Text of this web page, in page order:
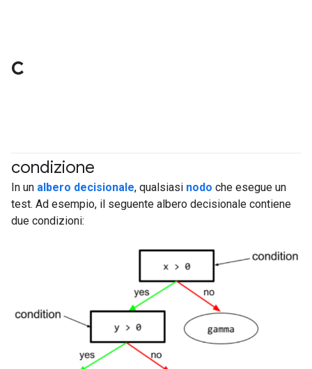
C
condizione
In un albero decisionale, qualsiasi nodo che esegue un
test. Ad esempio, il seguente albero decisionale contiene
due condizioni: